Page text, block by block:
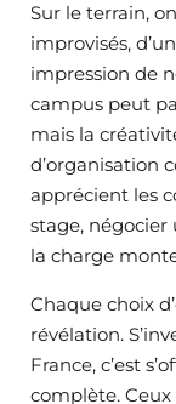
Sur le terrain,
improvisés,
impression de
campus peut
mais la
d’organisation
apprécient les
stage,
la charge
Chaque choix
révélation.
France, c’est
complète.